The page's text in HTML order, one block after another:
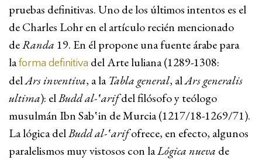
pruebas definitivas. Uno de los últimos intentos es el
de Charles Lohr en el artículo recién mencionado
deRanda 19. En él propone una fuente árabe para
laforma definitiva del Arte luliana (1289-1308:
delArs inventiva, a laTabla general, alArs generalis
ultima): elBudd al-‛arifdel filósofo y teólogo
musulmán Ibn Sab‛in de Murcia (1217/18-1269/71).
La lógica delBudd al-‛arifofrece, en efecto, algunos
paralelismos muy vistosos con laLógica nueva de